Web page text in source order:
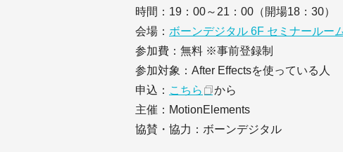
時間：19：00～21：00（開場18：30）
会場： ボーンデジタル 6F セミナールー
参加費：無料 ※事前登録制
参加対象：After Effectsを使っている人
申込： こちら
から
主催：MotionElements
協賛・協力：ボーンデジタル